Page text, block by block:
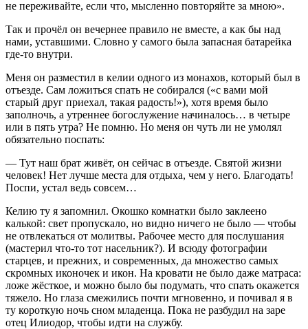
не переживайте, если что, мысленно повторяйте за мною».
Так и прочёл он вечернее правило не вместе, а как бы над
нами, уставшими. Словно у самого была запасная батарейка
где-то внутри.
Меня он разместил в келии одного из монахов, который был в
отъезде. Сам ложиться спать не собирался («с вами мой
старый друг приехал, такая радость!»), хотя время было
заполночь, а утреннее богослужение начиналось… в четыре
или в пять утра? Не помню. Но меня он чуть ли не умолял
обязательно поспать:
— Тут наш брат живёт, он сейчас в отъезде. Святой жизни
человек! Нет лучше места для отдыха, чем у него. Благодать!
Поспи, устал ведь совсем…
Келию ту я запомнил. Окошко комнатки было заклеено
калькой: свет пропускало, но видно ничего не было — чтобы
не отвлекаться от молитвы. Рабочее место для послушания
(мастерил что-то тот насельник?). И всюду фотографии
старцев, и прежних, и современных, да множество самых
скромных иконочек и икон. На кровати не было даже матраса:
ложе жёсткое, и можно было бы подумать, что спать окажется
тяжело. Но глаза смежились почти мгновенно, и почивал я в
ту короткую ночь сном младенца. Пока не разбудил на заре
отец Илиодор, чтобы идти на службу.